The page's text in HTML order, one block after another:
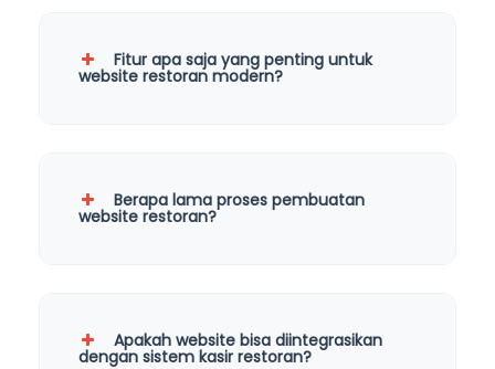
Fitur apa saja yang penting untuk
website restoran modern?
Berapa lama proses pembuatan
website restoran?
Apakah website bisa diintegrasikan
dengan sistem kasir restoran?